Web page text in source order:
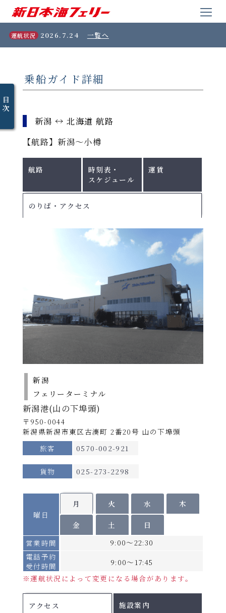
運航状況 2026.7.24 一覧へ
目
次
乗船ガイド詳細
新潟 ↔ 北海道 航路
【航路】新潟〜小樽
航路
新潟〜小樽
所要時間
約16時間
使用船
らべんだあ／あざれあ
※船舶は変更になる場合がございます。
時刻表・
スケジュール
詳しくは各航路の
運航スケジュ
をご確認ください。
・ダイヤを変更する場合がありますので、必ずお問合
せください。
北行き
運航日
火～日
翌日04：30着
運航日
小樽発
新潟着
翌日09：15着
※運航スケジュールが変則的になる場合がござ
います。
詳しい運航スケジュールにつきましては、配船
表を必ずご確認ください。
運航スケジュール
配船表
各運航日の船舶名はこちらをご確認ください。
2026年8月
PDF
2026年9月 PDF
2026年10月
運賃
北行き：新潟⇒小樽 ｜ 南行き：小樽⇒新
期
間
A
北行
2026年10月1日～11
月30日
南行
2026
年10
月1日
～11月
間
B
北行
月16日、9月28日～
30日
8月1日
月28日
期
2026年8月3日～6
日、8月16日、9月17
日、9月27日
南行
8月17
日、9
期
2026年8月1日～8月
日、9月18日～26日
～16
日、9
のりば・アクセス
新潟
フェリーターミナル
新潟港(山の下埠頭)
〒950-0044
新潟県新潟市東区古湊町 2番20号 山の下埠頭
旅客
0570-002-921
貨物 025-273-2298
曜日
営業時間
電話予約
受付時間
月 火 水 木
金 土
日
9:00～22:30
9:00～17:45
※運航状況によって変更になる場合があります。
アクセス 施設案内